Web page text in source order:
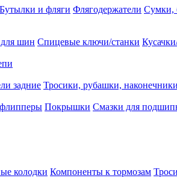
Бутылки и фляги Флягодержатели Сумки,
шин Спицевые ключи/станки
задние Тросики, рубашки, наконечники
Покрышки Смазки для
колодки Компоненты к тормозам